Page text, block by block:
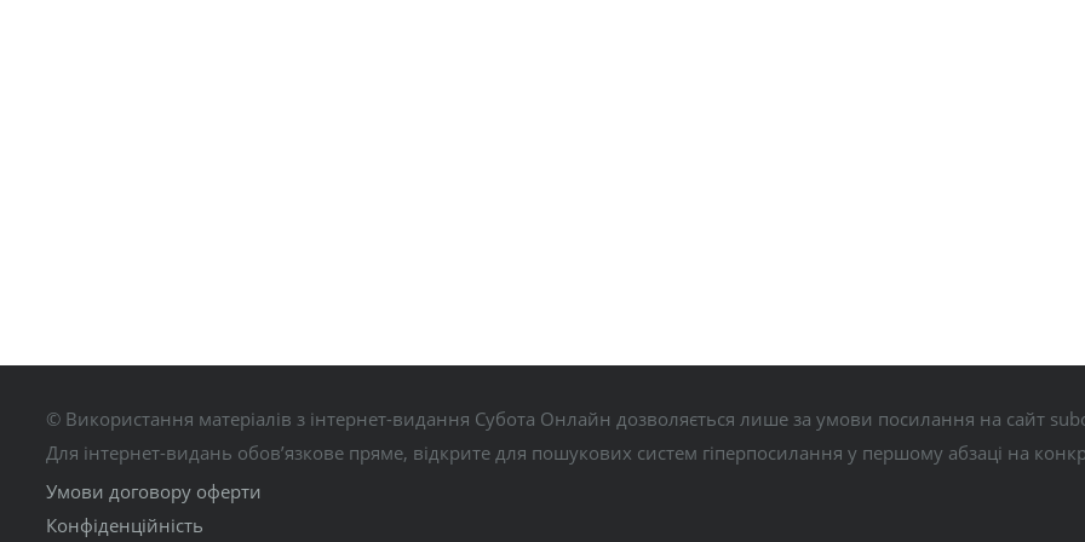
© Використання матеріалів з інтернет-видання Субота Онлайн дозволяється лише за умови посилання на сайт
Для інтернет-видань обов’язкове пряме, відкрите для пошукових систем гіперпосилання у першому абзаці на
Умови договору оферти
Конфіденційність